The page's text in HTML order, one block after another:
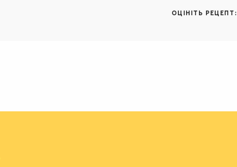
ОЦІНІТЬ РЕЦЕПТ: